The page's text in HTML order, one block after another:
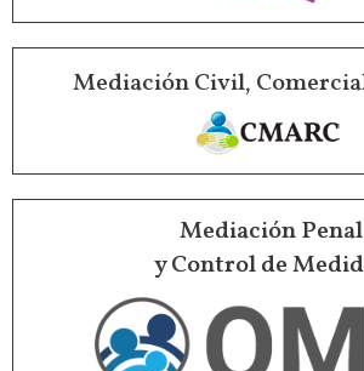
Mediación Civil,
Mediación Penal
y Control de